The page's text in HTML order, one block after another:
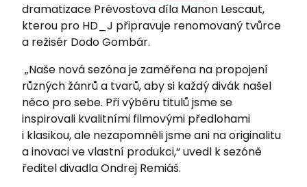
dramatizace Prévostova díla Manon Lescaut,
kterou pro HD_J připravuje renomovaný tvůrce
a režisér Dodo Gombár.
„Naše nová sezóna je zaměřena na propojení
různých žánrů a tvarů, aby si každý divák našel
něco pro sebe. Při výběru titulů jsme se
inspirovali kvalitními filmovými předlohami
i klasikou, ale nezapomněli jsme ani na originalitu
a inovaci ve vlastní produkci,“ uvedl k sezóně
ředitel divadla Ondrej Remiáš.